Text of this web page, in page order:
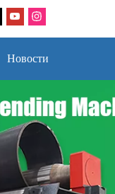
Новости